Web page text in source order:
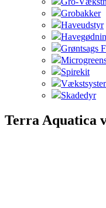
Grobakker
Haveudstyr
Grøntsags
Spirekit
Skadedyr
Terra Aquatica